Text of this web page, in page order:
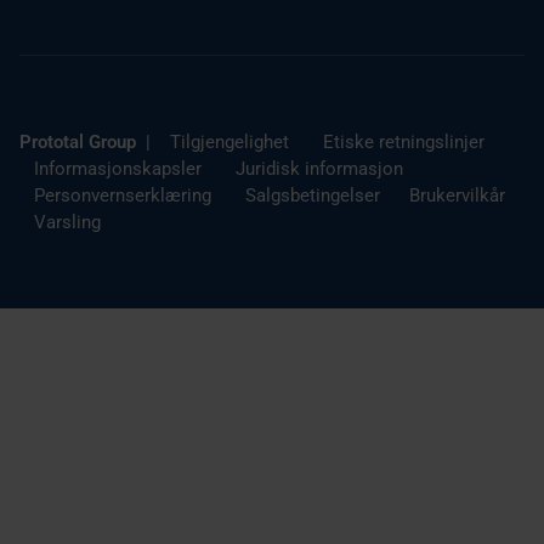
Prototal Group | Tilgjengelighet
Etiske retningslinjer
Informasjonskapsler
Juridisk informasjon
Personvernserklæring
Salgsbetingelser
Brukervilkår
Varsling